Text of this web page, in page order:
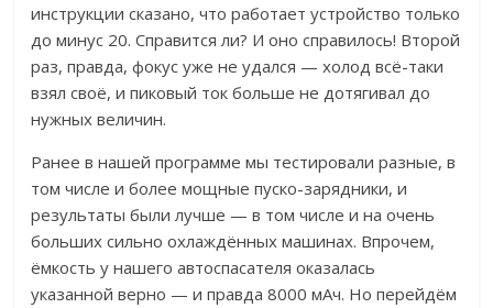
инструкции сказано, что работает устройство только
до минус 20. Справится ли? И оно справилось! Второй
раз, правда, фокус уже не удался — холод всё-таки
взял своё, и пиковый ток больше не дотягивал до
нужных величин.
Ранее в нашей программе мы тестировали разные, в
том числе и более мощные пуско-зарядники, и
результаты были лучше — в том числе и на очень
больших сильно охлаждённых машинах. Впрочем,
ёмкость у нашего автоспасателя оказалась
указанной верно — и правда 8000 мАч. Но перейдём